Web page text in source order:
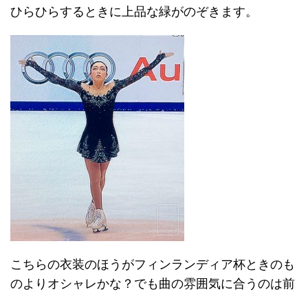
ひらひらするときに上品な緑がのぞきます。
こちらの衣装のほうがフィンランディア杯ときのも
のよりオシャレかな？でも曲の雰囲気に合うのは前